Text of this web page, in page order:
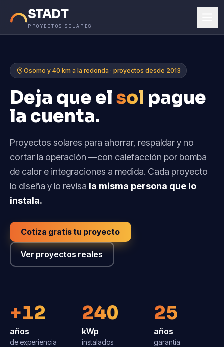
STADT
PROYECTOS SOLARES
Osorno y 40 km a la redonda · proyectos desde 2013
Deja que el sol pague
la cuenta.
Proyectos solares para ahorrar, respaldar y no
cortar la operación —con calefacción por bomba
de calor e integraciones a medida. Cada proyecto
lo diseña y lo revisa la misma persona que lo
instala.
Cotiza gratis tu proyecto
Ver proyectos reales
+12
años
de experiencia
240
kWp
instalados
25
años
garantía